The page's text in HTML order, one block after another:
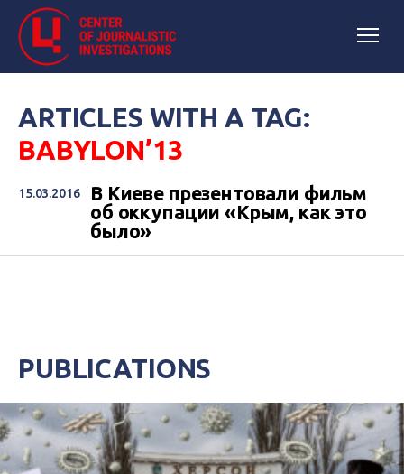
ARTICLES WITH A TAG:
BABYLON’13
15.03.2016
В Киеве презентовали фильм
об оккупации «Крым, как это
было»
PUBLICATIONS